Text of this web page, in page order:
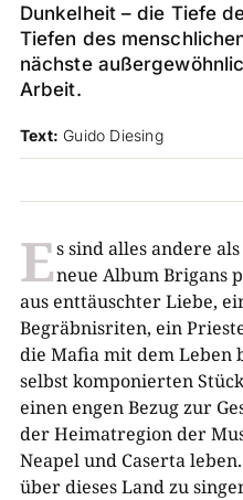
Dunkelheit – die Tiefe
Tiefen des
nächste
Arbeit.
Text: Guido Diesing
Es sind alles andere
neue Album Brigans
aus enttäuschter Liebe,
Begräbnisriten, ein
die Mafia mit dem Leben
selbst komponierten
einen engen Bezug zur
der Heimatregion der
Neapel und Caserta
über dieses Land zu